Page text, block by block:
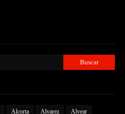
Alcorta Alvarez Alvear